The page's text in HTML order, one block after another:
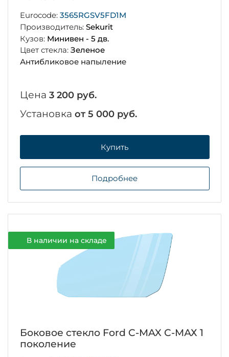
Eurocode: 3565RGSV5FD1M
Производитель: Sekurit
Кузов: Минивен - 5 дв.
Цвет стекла: Зеленое
Антибликовое напыление
Цена 3 200 руб.
Установка от 5 000 руб.
Купить
Подробнее
В наличии на складе
Боковое стекло Ford C-MAX С-МАХ 1
поколение